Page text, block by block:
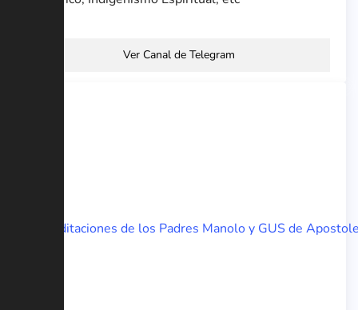
Ver Canal de Telegram